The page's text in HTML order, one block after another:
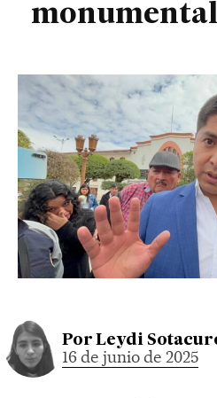
monumental
Por Leydi
16 de junio de 2025